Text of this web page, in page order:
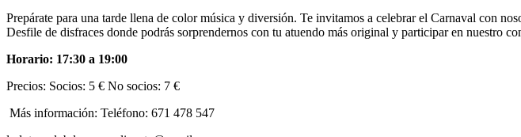
Prepárate para una tarde llena de color música y diversión. Te invitamos a celebrar el Carnaval con
Desfile de disfraces donde podrás sorprendernos con tu atuendo más original y participar en nuestro
Horario: 17:30 a 19:00
Precios: Socios: 5 € No socios: 7 €
Más información: Teléfono: 671 478 547